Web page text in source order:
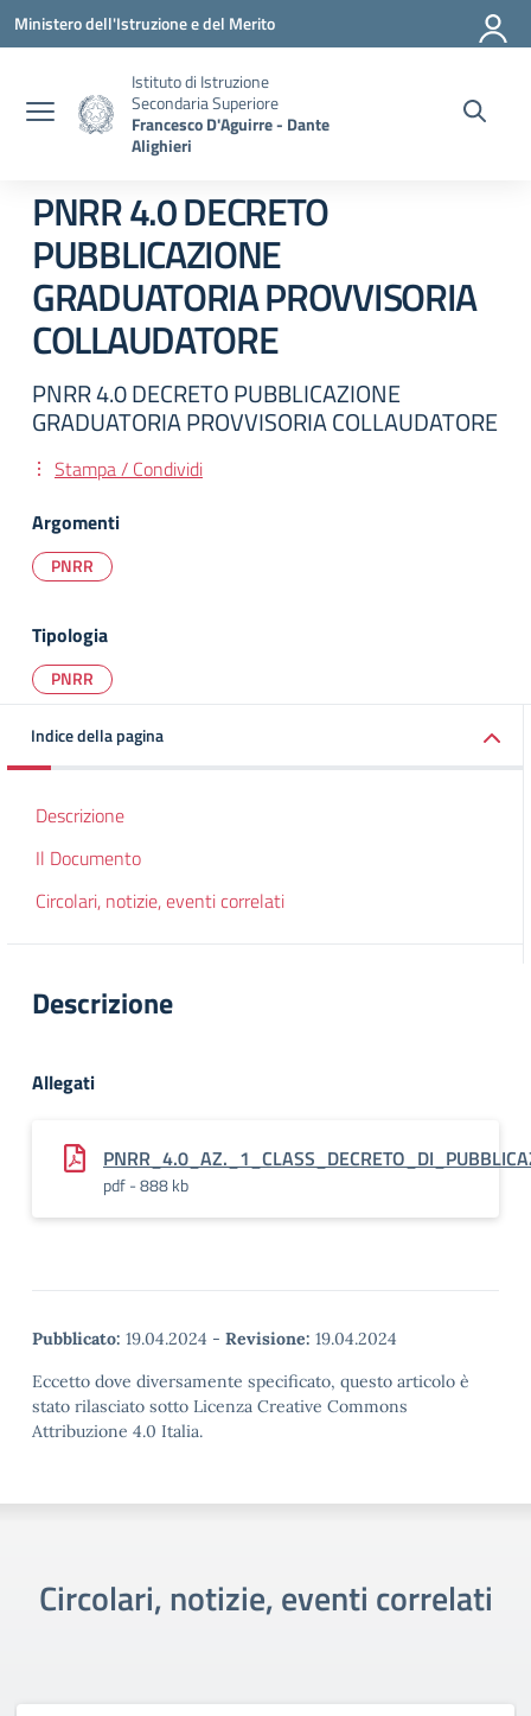
Vai ai contenuti
Vai al menu di navigazione
Vai al footer
Ministero dell'Istruzione e del Merito
Istituto di Istruzione
Secondaria Superiore
Francesco D'Aguirre - Dante
Alighieri
PNRR 4.0 DECRETO
PUBBLICAZIONE
GRADUATORIA PROVVISORIA
COLLAUDATORE
PNRR 4.0 DECRETO PUBBLICAZIONE
GRADUATORIA PROVVISORIA COLLAUDATORE
Stampa / Condividi
Argomenti
PNRR
Tipologia
PNRR
Indice della pagina
Descrizione
Il Documento
Circolari, notizie, eventi correlati
Descrizione
Allegati
pdf - 888 kb
Pubblicato: 19.04.2024 - Revisione: 19.04.2024
Eccetto dove diversamente specificato, questo articolo è
stato rilasciato sotto Licenza Creative Commons
Attribuzione 4.0 Italia.
Circolari, notizie, eventi correlati